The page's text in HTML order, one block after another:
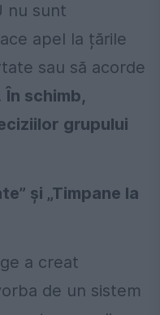
nu sunt
apel la țările
sau să acorde
În schimb,
grupului
și „Timpane la
a creat
de un sistem